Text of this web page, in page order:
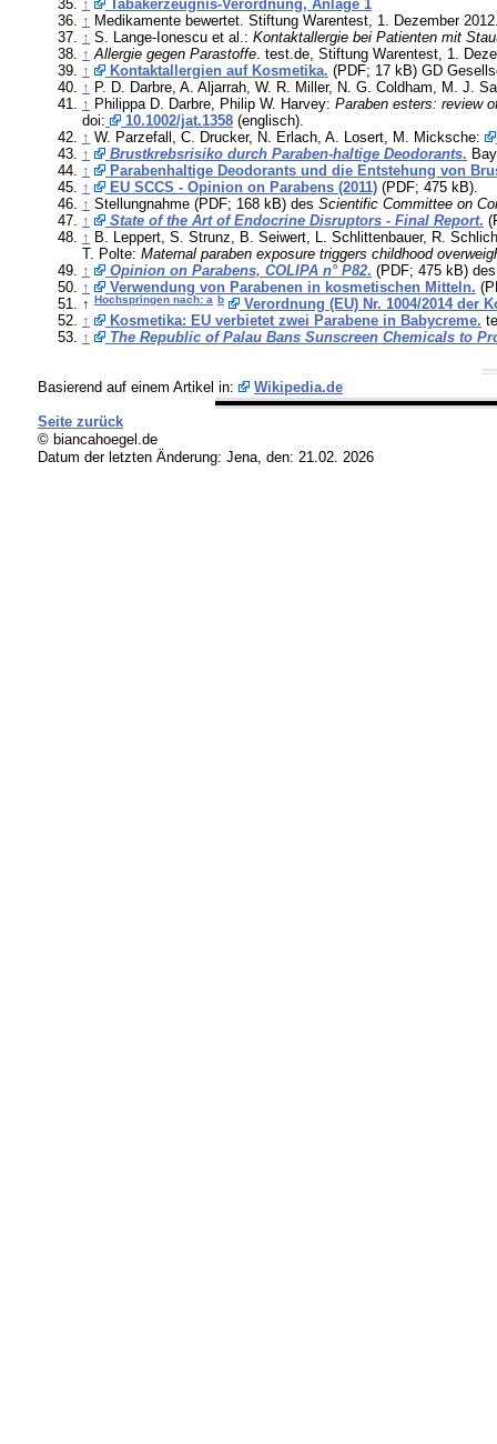
↑
Tabakerzeugnis-Verordnung, Anlage 1
↑ Medikamente bewertet. Stiftung Warentest, 1. Dezember
↑ S. Lange-Ionescu et al.: Kontaktallergie bei Patienten mit
↑ Allergie gegen Parastoffe. test.de, Stiftung Warentest, 1.
↑
Kontaktallergien auf Kosmetika. (PDF; 17 kB) GD
↑ P. D. Darbre, A. Aljarrah, W. R. Miller, N. G. Coldham, M. J.
↑ Philippa D. Darbre, Philip W. Harvey: Paraben esters: review
doi:
10.1002/jat.1358(englisch).
↑ W. Parzefall, C. Drucker, N. Erlach, A. Losert, M. Micksche:
↑
Brustkrebsrisiko durch Paraben-haltige Deodorants.
↑
Parabenhaltige Deodorants und die Entstehung von
↑
EU SCCS - Opinion on Parabens (2011)(PDF; 475 kB).
↑ Stellungnahme (PDF; 168 kB) des Scientific Committee on
↑
State of the Art of Endocrine Disruptors - Final Report.
↑ B. Leppert, S. Strunz, B. Seiwert, L. Schlittenbauer, R.
T. Polte: Maternal paraben exposure triggers childhood
↑
Opinion on Parabens, COLIPA n° P82. (PDF; 475 kB)
↑
Verwendung von Parabenen in kosmetischen Mitteln.
↑ Hochspringen nach: a b
Verordnung (EU) Nr. 1004/2014 der
↑
Kosmetika: EU verbietet zwei Parabene in Babycreme.
↑
The Republic of Palau Bans Sunscreen Chemicals to
Basierend auf einem Artikel in: Wikipedia.de
Seite zurück
© biancahoegel.de
Datum der letzten Änderung: Jena, den: 21.02. 2026